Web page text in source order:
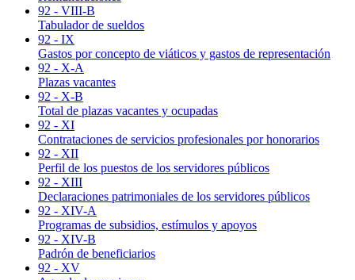
92 - VIII-B
Tabulador de sueldos
92 - IX
Gastos por concepto de viáticos y gastos de representación
92 - X-A
Plazas vacantes
92 - X-B
Total de plazas vacantes y ocupadas
92 - XI
Contrataciones de servicios profesionales por honorarios
92 - XII
Perfil de los puestos de los servidores públicos
92 - XIII
Declaraciones patrimoniales de los servidores públicos
92 - XIV-A
Programas de subsidios, estímulos y apoyos
92 - XIV-B
Padrón de beneficiarios
92 - XV